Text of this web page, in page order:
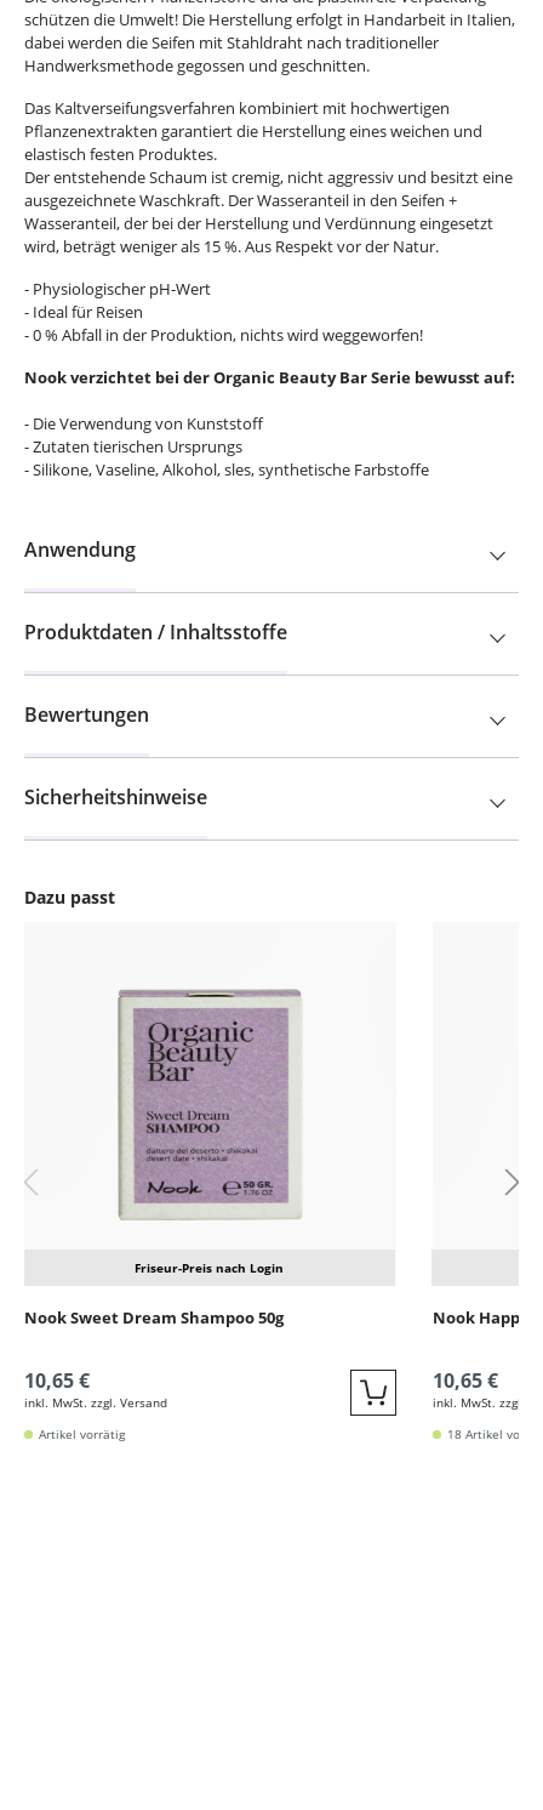
Dazu passt
Friseur-Preis nach Login
Nook Sweet Dream Shampoo 50g
10,65 €
inkl. MwSt. zzgl. Versand Quickbuy
Artikel vorrätig
Nook Happy
10,65 €
inkl. MwSt. zzgl.
18 Artikel
schützen die Umwelt! Die Herstellung erfolgt in Handarbeit in Italien,
dabei werden die Seifen mit Stahldraht nach traditioneller
Handwerksmethode gegossen und geschnitten.
Das Kaltverseifungsverfahren kombiniert mit hochwertigen
Pflanzenextrakten garantiert die Herstellung eines weichen und
elastisch festen Produktes.
Der entstehende Schaum ist cremig, nicht aggressiv und besitzt eine
ausgezeichnete Waschkraft. Der Wasseranteil in den Seifen +
Wasseranteil, der bei der Herstellung und Verdünnung eingesetzt
wird, beträgt weniger als 15 %. Aus Respekt vor der Natur.
- Physiologischer pH-Wert
- Ideal für Reisen
- 0 % Abfall in der Produktion, nichts wird weggeworfen!
Nook verzichtet bei der Organic Beauty Bar Serie bewusst auf:
- Die Verwendung von Kunststoff
- Zutaten tierischen Ursprungs
- Silikone, Vaseline, Alkohol, sles, synthetische Farbstoffe
Anwendung
Produktdaten / Inhaltsstoffe
Bewertungen
Sicherheitshinweise